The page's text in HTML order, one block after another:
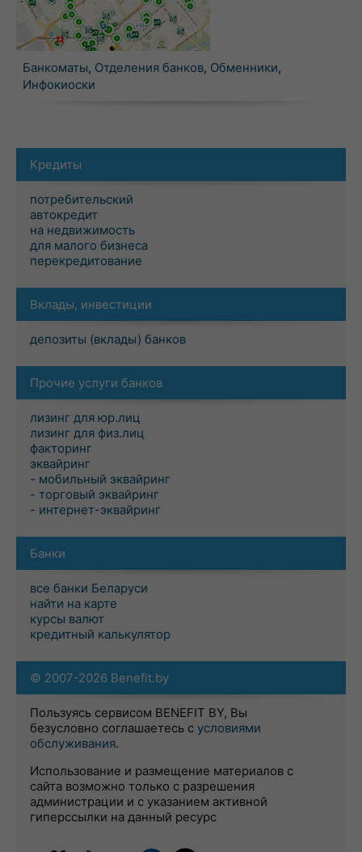
Банкоматы, Отделения банков, Обменники,
Инфокиоски
Кредиты
потребительский
автокредит
на недвижимость
для малого бизнеса
перекредитование
Вклады, инвестиции
депозиты (вклады) банков
Прочие услуги банков
лизинг для юр.лиц
лизинг для физ.лиц
факторинг
эквайринг
- мобильный эквайринг
- торговый эквайринг
- интернет-эквайринг
Банки
все банки Беларуси
найти на карте
курсы валют
кредитный калькулятор
© 2007-2026 Benefit.by
Пользуясь сервисом BENEFIT BY, Вы
безусловно соглашаетесь с условиями
обслуживания.
Использование и размещение материалов с
сайта возможно только с разрешения
администрации и с указанием активной
гиперссылки на данный ресурс